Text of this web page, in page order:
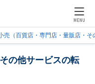
MENU
売（百貨店・専門店・量販店・そ
の他サービスの転